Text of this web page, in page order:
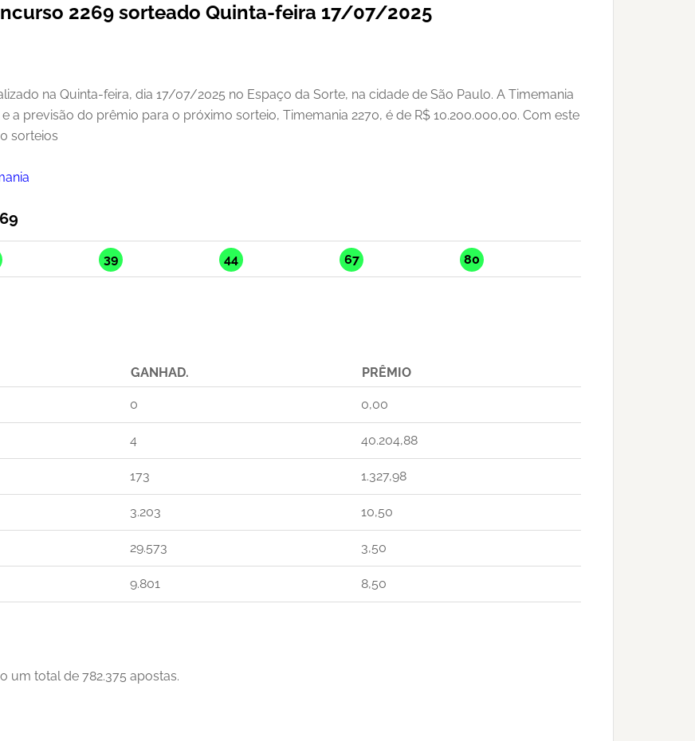
2269 sorteado Quinta-feira 17/07/2025
na Quinta-feira, dia 17/07/2025 no Espaço da Sorte, na cidade de São Paulo. A Timemania
a previsão do prêmio para o próximo sorteio, Timemania 2270, é de R$ 10.200.000,00. Com este
sorteios
39 44 67 80
GANHAD. PRÊMIO
0 0,00
4 40.204,88
173 1.327,98
3.203 10,50
29.573 3,50
9.801 8,50
um total de 782.375 apostas.